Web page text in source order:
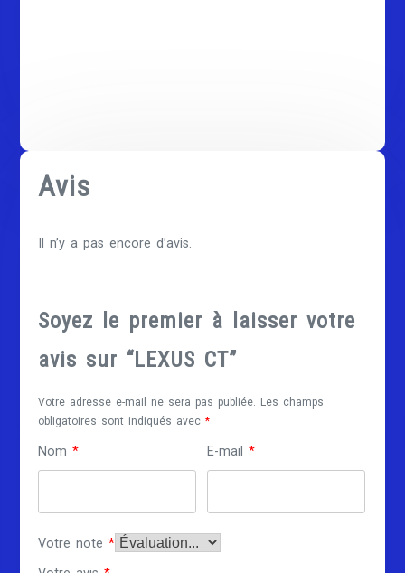
Avis
Il n’y a pas encore d’avis.
Soyez le premier à laisser votre
avis sur “LEXUS CT”
Votre adresse e-mail ne sera pas publiée.
Les champs
obligatoires sont indiqués avec*
Nom* E-mail*
Votre note*